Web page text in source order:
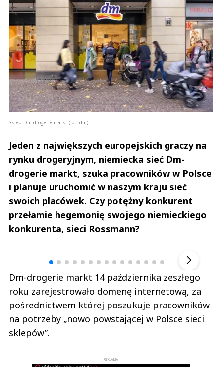
Sklep Dm-drogerie markt (fot. dm)
Jeden z największych europejskich graczy na
rynku drogeryjnym, niemiecka sieć Dm-
drogerie markt, szuka pracowników w Polsce
i planuje uruchomić w naszym kraju sieć
swoich placówek. Czy potężny konkurent
przełamie hegemonię swojego niemieckiego
konkurenta, sieci Rossmann?
Dm-drogerie markt 14 października zeszłego
roku zarejestrowało domenę internetową, za
pośrednictwem której poszukuje pracowników
na potrzeby „nowo powstającej w Polsce sieci
sklepów”.
REKLAMA